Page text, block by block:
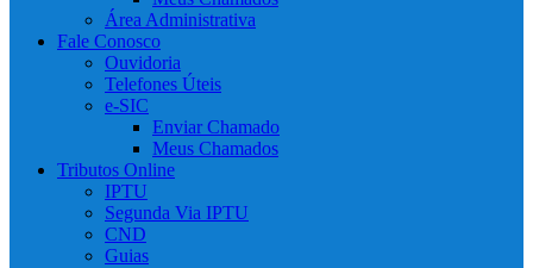
Área Administrativa
Fale Conosco
Ouvidoria
Telefones Úteis
e-SIC
Enviar Chamado
Meus Chamados
Tributos Online
IPTU
Segunda Via IPTU
CND
Guias